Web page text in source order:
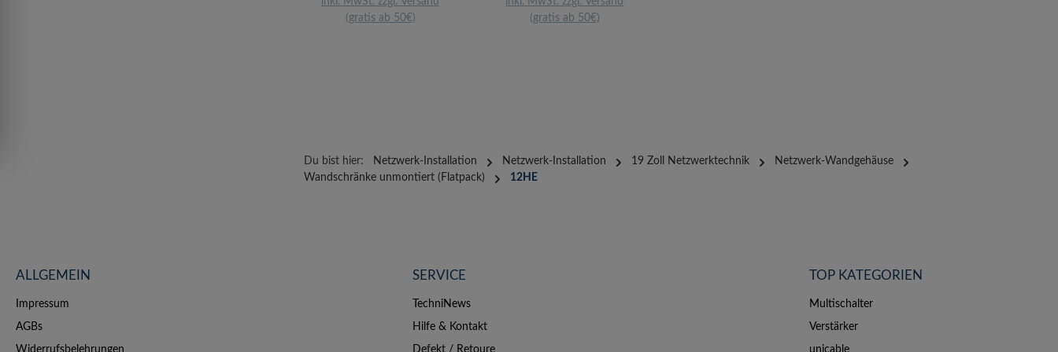
(gratis ab 50€)
(gratis ab 50€)
Du bist hier: Netzwerk-Installation Netzwerk-Installation 19 Zoll Netzwerktechnik
Netzwerk-Wandgehäuse
Wandschränke unmontiert (Flatpack)
12HE
ALLGEMEIN
Impressum
AGBs
Widerrufsbelehrungen
SERVICE
TechniNews
Hilfe & Kontakt
Defekt / Retoure
TOP KATEGORIEN
Multischalter
Verstärker
unicable